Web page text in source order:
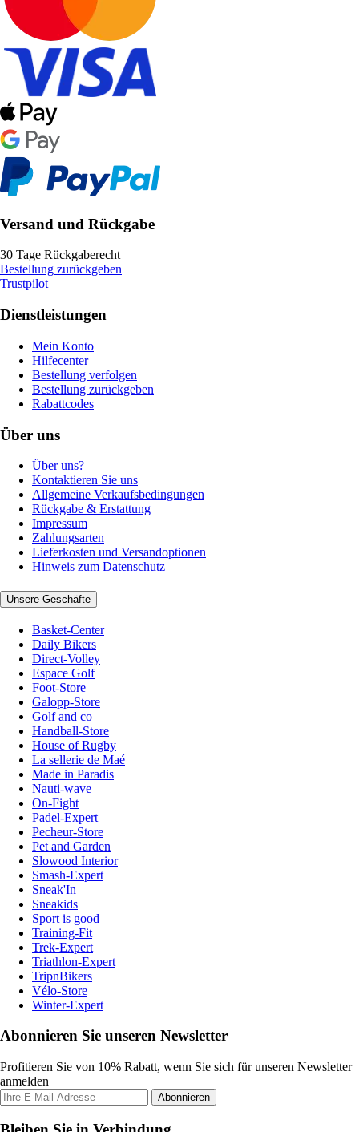
Versand und Rückgabe
30 Tage Rückgaberecht
Bestellung zurückgeben
Trustpilot
Dienstleistungen
Mein Konto
Hilfecenter
Bestellung verfolgen
Bestellung zurückgeben
Rabattcodes
Über uns
Über uns?
Kontaktieren Sie uns
Allgemeine Verkaufsbedingungen
Rückgabe & Erstattung
Impressum
Zahlungsarten
Lieferkosten und Versandoptionen
Hinweis zum Datenschutz
Unsere Geschäfte
Basket-Center
Daily Bikers
Direct-Volley
Espace Golf
Foot-Store
Galopp-Store
Golf and co
Handball-Store
House of Rugby
La sellerie de Maé
Made in Paradis
Nauti-wave
On-Fight
Padel-Expert
Pecheur-Store
Pet and Garden
Slowood Interior
Smash-Expert
Sneak'In
Sneakids
Sport is good
Training-Fit
Trek-Expert
Triathlon-Expert
TripnBikers
Vélo-Store
Winter-Expert
Abonnieren Sie unseren Newsletter
Profitieren Sie von 10% Rabatt, wenn Sie sich für unseren Newsletter
anmelden
Abonnieren